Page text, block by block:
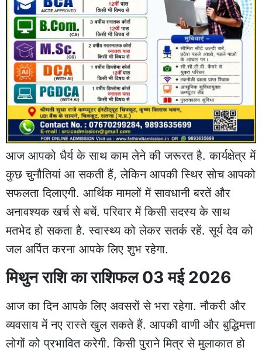
आज आपको धैर्य के साथ काम लेने की जरूरत है. कार्यक्षेत्र में
कुछ चुनौतियां आ सकती हैं, लेकिन आपकी स्थिर सोच आपको
सफलता दिलाएगी. आर्थिक मामलों में सावधानी बरतें और
अनावश्यक खर्च से बचें. परिवार में किसी सदस्य के साथ
मतभेद हो सकता है. स्वास्थ्य को लेकर सतर्क रहें. सूर्य देव को
जल अर्पित करना आपके लिए शुभ रहेगा.
मिथुन राशि का राशिफल 03 मई 2026
आज का दिन आपके लिए अवसरों से भरा रहेगा. नौकरी और
व्यवसाय में नए रास्ते खुल सकते हैं. आपकी वाणी और बुद्धिमत्ता
लोगों को प्रभावित करेगी. किसी पुराने मित्र से मुलाकात हो